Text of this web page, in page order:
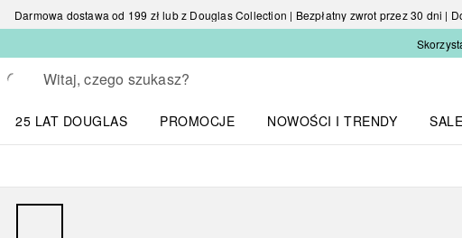
Darmowa dostawa od 199 zł lub z Douglas Collection | Bezpłatny zwrot przez 30 dni |
Wracać
Wykonaj wyszukiwanie
25 LAT DOUGLAS
PROMOCJE
NOWOŚCI I TRENDY
SALE